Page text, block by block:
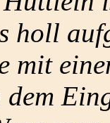
holl
mit
dem